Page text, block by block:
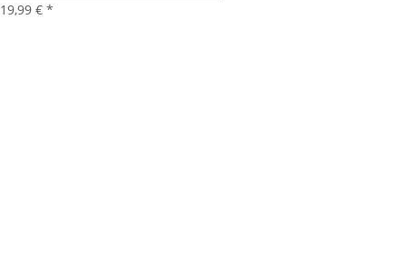
19,99 € *